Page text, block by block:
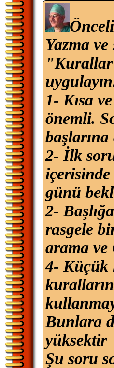
Yazma
"Kurallar"
1- Kısa
önemli.
2- İlk
içerisinde
günü
2-
rasgele
arama ve
4- Küçük
Bunlara
yüksektir
Şu soru